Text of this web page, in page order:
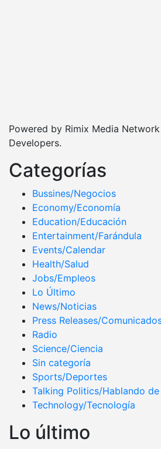
Powered by Rimix Media
Developers.
Categorías
Bussines/Negocios
Economy/Economía
Education/Educación
Entertainment/Farándula
Events/Calendar
Health/Salud
Jobs/Empleos
Lo Último
News/Noticias
Press Releases/
Radio
Science/Ciencia
Sin categoría
Sports/Deportes
Talking Politics/Hablando
Technology/Tecnología
Lo último